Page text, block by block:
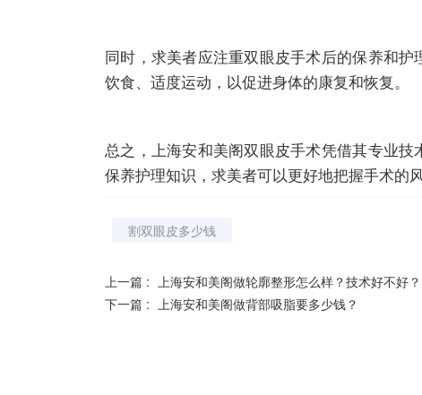
同时，求美者应注重双眼皮手术后的保养和
饮食、适度运动，以促进身体的康复和恢复。
总之，上海安和美阁双眼皮手术凭借其专业
保养护理知识，求美者可以更好地把握手术的
割双眼皮多少钱
上一篇 : 上海安和美阁做轮廓整形怎么样？技术好不好？
下一篇 : 上海安和美阁做背部吸脂要多少钱？